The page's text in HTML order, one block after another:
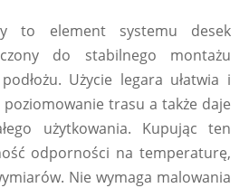
to element systemu desek
do stabilnego montażu
Użycie legara ułatwia i
trasu a także daje
użytkowania. Kupując ten
odporności na temperaturę,
Nie wymaga malowania